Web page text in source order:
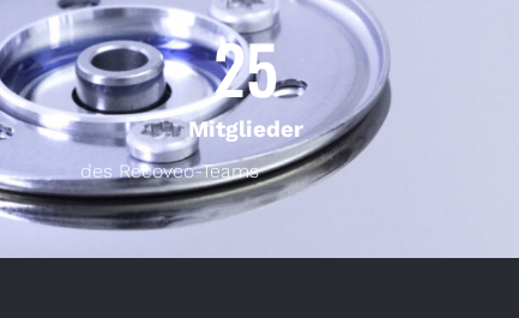
Mitglieder
25
des Recoveo-Teams